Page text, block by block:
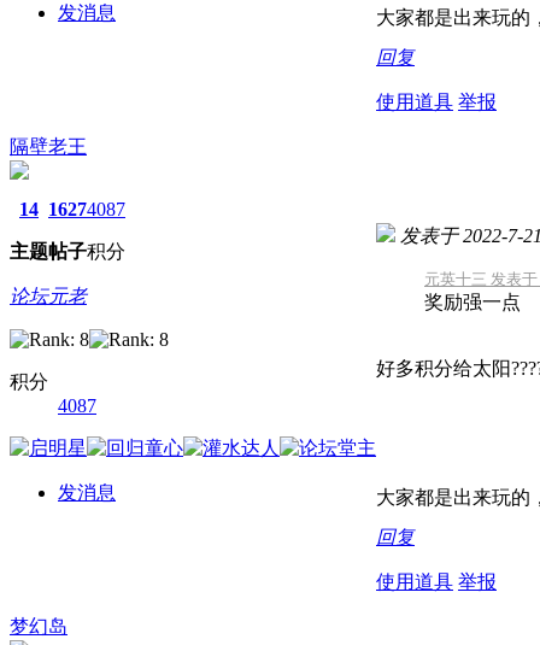
发消息
大家都是出来玩的
回复
使用道具 举报
隔壁老王
14
主题
1627
帖子
4087
积分
论坛元老
积分
4087
发消息
发表于 2022-7-
元英十三 发表
奖励强一点
好多积分给太阳
大家都是出来玩的
回复
使用道具 举报
梦幻岛